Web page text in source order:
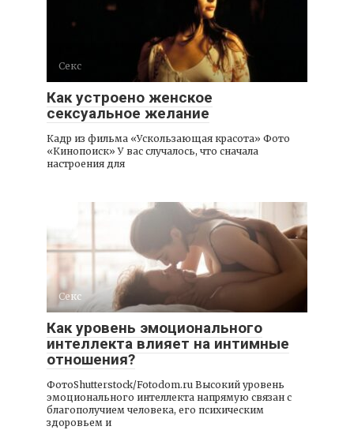
Секс
Как устроено женское
сексуальное желание
Кадр из фильма «Ускользающая красота» Фото
«Кинопоиск» У вас случалось, что сначала
настроения для
Секс
Как уровень эмоционального
интеллекта влияет на интимные
отношения?
ФотоShutterstock/Fotodom.ru Высокий уровень
эмоционального интеллекта напрямую связан с
благополучием человека, его психическим
здоровьем и